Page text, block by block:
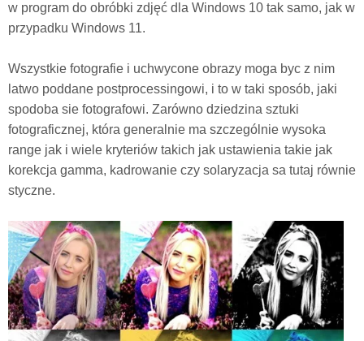
w program do obróbki zdjęć dla Windows 10 tak samo, jak w
przypadku Windows 11.
Wszystkie fotografie i uchwycone obrazy moga byc z nim
latwo poddane postprocessingowi, i to w taki sposób, jaki
spodoba sie fotografowi. Zarówno dziedzina sztuki
fotograficznej, która generalnie ma szczególnie wysoka
range jak i wiele kryteriów takich jak ustawienia takie jak
korekcja gamma, kadrowanie czy solaryzacja sa tutaj równie
styczne.